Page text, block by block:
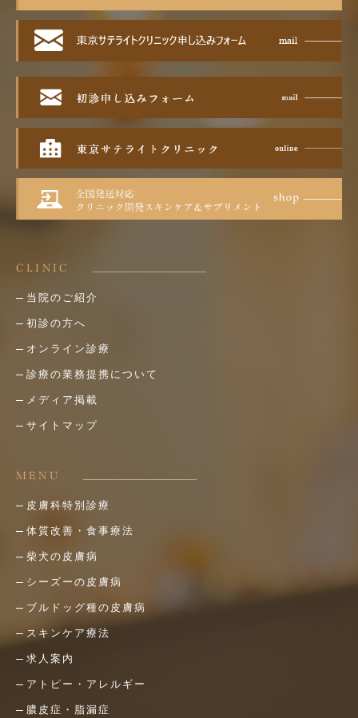
CLINIC
当院のご紹介
初診の方へ
オンライン診療
診療の業務提携について
メディア掲載
サイトマップ
MENU
皮膚科特別診療
体質改善・食事療法
柴犬の皮膚病
シーズーの皮膚病
ブルドッグ種の皮膚病
スキンケア療法
求人案内
アトピー・アレルギー
膿皮症・脂漏症